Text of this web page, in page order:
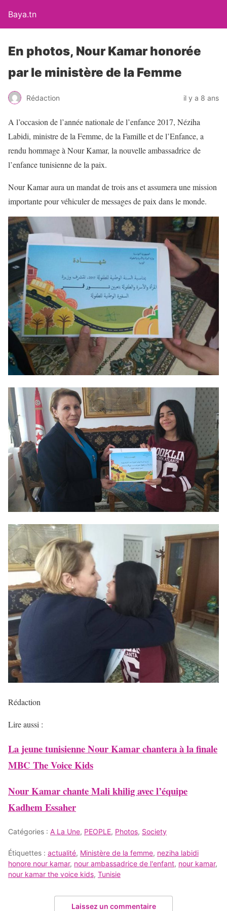
Baya.tn
En photos, Nour Kamar honorée
par le ministère de la Femme
Rédaction il y a 8 ans
A l’occasion de l’année nationale de l’enfance 2017, Néziha
Labidi, ministre de la Femme, de la Famille et de l’Enfance, a
rendu hommage à Nour Kamar, la nouvelle ambassadrice de
l’enfance tunisienne de la paix.
Nour Kamar aura un mandat de trois ans et assumera une mission
importante pour véhiculer de messages de paix dans le monde.
Rédaction
Lire aussi :
La jeune tunisienne Nour Kamar chantera à la finale
MBC The Voice Kids
Nour Kamar chante Mali khilig avec l’équipe
Kadhem Essaher
Catégories : A La Une, PEOPLE, Photos, Society
Étiquettes : actualité, Ministère de la femme, neziha labidi
honore nour kamar, nour ambassadrice de l'enfant, nour kamar,
nour kamar the voice kids, Tunisie
Laissez un commentaire